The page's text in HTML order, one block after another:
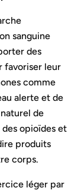
sanguine
des
favoriser leur
comme
alerte et de
de
opioïdes et
produits
corps.
léger par